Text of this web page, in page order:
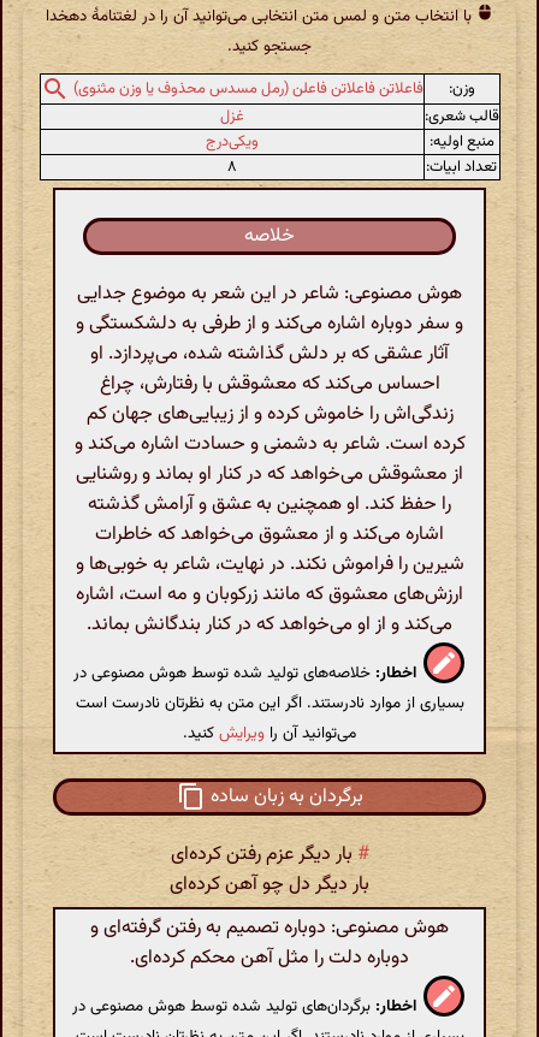
با انتخاب متن و لمس متن انتخابی می‌توانید آن را در لغتنامهٔ دهخدا
جستجو کنید.
وزن:
فاعلاتن فاعلاتن فاعلن (رمل مسدس محذوف یا وزن مثنوی)
قالب شعری:
غزل
منبع اولیه:
ویکی‌درج
تعداد ابیات:
۸
خلاصه
هوش مصنوعی: شاعر در این شعر به موضوع جدایی
و سفر دوباره اشاره می‌کند و از طرفی به دلشکستگی و
آثار عشقی که بر دلش گذاشته شده، می‌پردازد. او
احساس می‌کند که معشوقش با رفتارش، چراغ
زندگی‌اش را خاموش کرده و از زیبایی‌های جهان کم
کرده است. شاعر به دشمنی و حسادت اشاره می‌کند و
از معشوقش می‌خواهد که در کنار او بماند و روشنایی
را حفظ کند. او همچنین به عشق و آرامش گذشته
اشاره می‌کند و از معشوق می‌خواهد که خاطرات
شیرین را فراموش نکند. در نهایت، شاعر به خوبی‌ها و
ارزش‌های معشوق که مانند زرکوبان و مه است، اشاره
می‌کند و از او می‌خواهد که در کنار بندگانش بماند.
اخطار: خلاصه‌های تولید شده توسط هوش مصنوعی در
بسیاری از موارد نادرستند. اگر این متن به نظرتان نادرست است
می‌توانید آن را ویرایشکنید.
برگردان به زبان ساده
#بار دیگر عزم رفتن کرده‌ای
بار دیگر دل چو آهن کرده‌ای
هوش مصنوعی: دوباره تصمیم به رفتن گرفته‌ای و
دوباره دلت را مثل آهن محکم کرده‌ای.
اخطار: برگردان‌های تولید شده توسط هوش مصنوعی در